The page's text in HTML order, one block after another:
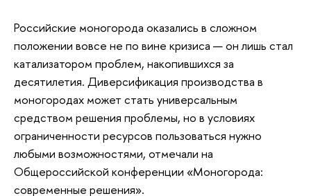
Российские моногорода оказались в сложном
положении вовсе не по вине кризиса — он лишь стал
катализатором проблем, накопившихся за
десятилетия. Диверсификация производства в
моногородах может стать универсальным
средством решения проблемы, но в условиях
ограниченности ресурсов пользоваться нужно
любыми возможностями, отмечали на
Общероссийской конференции «Моногорода:
современные решения».